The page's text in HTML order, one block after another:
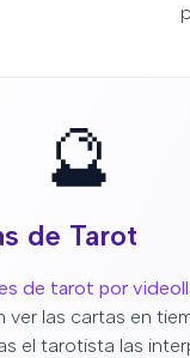
🔮
de Tarot
de tarot por
ver las cartas en
el tarotista las